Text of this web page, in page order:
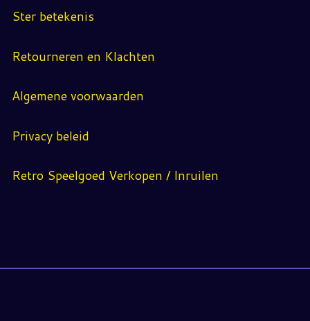
Ster betekenis
Retourneren en Klachten
Algemene voorwaarden
Privacy beleid
Retro Speelgoed Verkopen / Inruilen